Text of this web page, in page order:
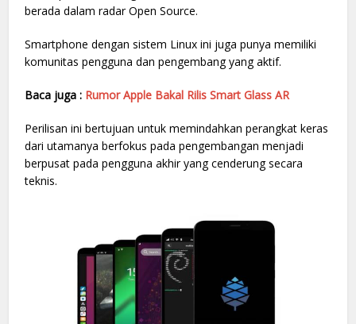
berada dalam radar Open Source.
Smartphone dengan sistem Linux ini juga punya memiliki
komunitas pengguna dan pengembang yang aktif.
Baca juga : Rumor Apple Bakal Rilis Smart Glass AR
Perilisan ini bertujuan untuk memindahkan perangkat keras
dari utamanya berfokus pada pengembangan menjadi
berpusat pada pengguna akhir yang cenderung secara
teknis.